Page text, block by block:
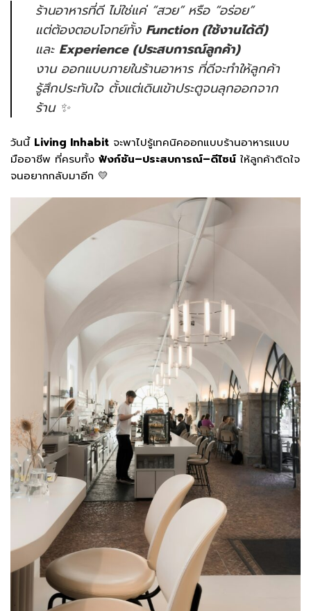
ร้านอาหารที่ดี ไม่ใช่แค่ “สวย” หรือ “อร่อย”
แต่ต้องตอบโจทย์ทั้ง Function (ใช้งานได้ดี)
และ Experience (ประสบการณ์ลูกค้า)
งาน ออกแบบภายในร้านอาหารที่ดีจะทำให้ลูกค้า
รู้สึกประทับใจ ตั้งแต่เดินเข้าประตูจนลุกออกจาก
ร้าน ✨
วันนี้ Living Inhabit จะพาไปรู้เทคนิคออกแบบร้านอาหารแบบ
มืออาชีพ ที่ครบทั้ง ฟังก์ชัน–ประสบการณ์–ดีไซน์ ให้ลูกค้าติดใจ
จนอยากกลับมาอีก 💛